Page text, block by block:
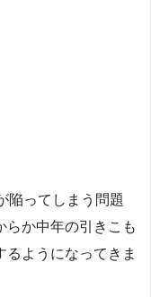
陥ってしまう問題
らか中年の引きこも
るようになってきま